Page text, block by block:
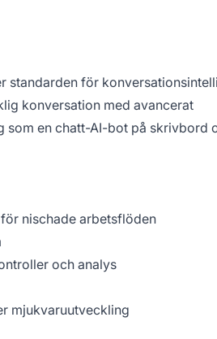
standarden för
konversation med avancerat
som en chatt-AI-bot på skrivbord
nischade arbetsflöden
och analys
mjukvaruutveckling